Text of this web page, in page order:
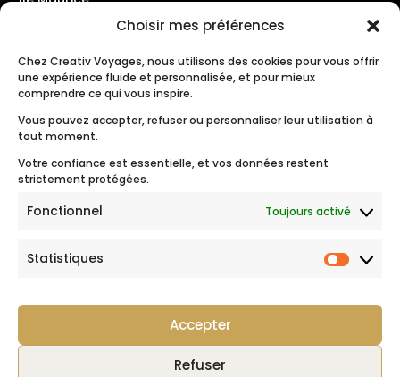
Choisir mes préférences
Chez Creativ Voyages, nous utilisons des cookies pour vous offrir
une expérience fluide et personnalisée, et pour mieux
comprendre ce qui vous inspire.
Vous pouvez accepter, refuser ou personnaliser leur utilisation à
tout moment.
Votre confiance est essentielle, et vos données restent
strictement protégées.
Fonctionnel Toujours activé
Statistiques
Accepter
Refuser
Crète – Grèce
Santorin – Grèce
Rhodes – Grèce
Les Pouilles – Italie
Polynésie Française
Suivez-nous
Mentions légales|Politique de données|CGV